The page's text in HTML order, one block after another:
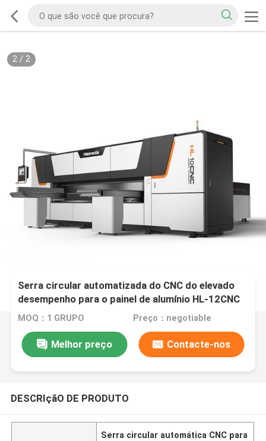
2/ 2
Serra circular automatizada do CNC do elevado
desempenho para o painel de alumínio HL-12CNC
MOQ：1 GRUPO Preço：negotiable
Melhor preço Contacte-nos
DESCRIçãO DE PRODUTO
Serra circular automática CNC para